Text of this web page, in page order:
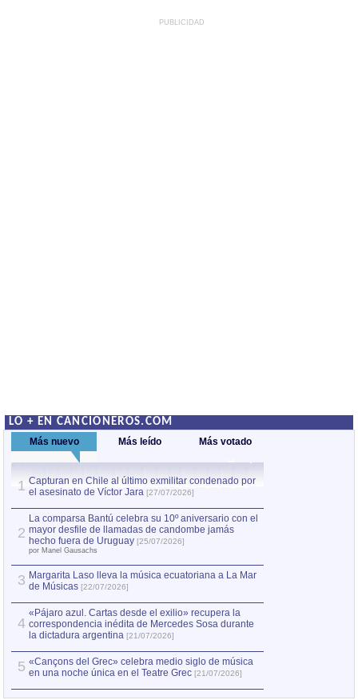
PUBLICIDAD
LO + EN CANCIONEROS.COM
Más nuevo Más leído Más votado
1 Capturan en Chile al último exmilitar condenado por
el asesinato de Víctor Jara [27/07/2026]
2
La comparsa Bantú celebra su 10º aniversario con el
mayor desfile de llamadas de candombe jamás
hecho fuera de Uruguay [25/07/2026]
por Manel Gausachs
3 Margarita Laso lleva la música ecuatoriana a La Mar
de Músicas [22/07/2026]
4
«Pájaro azul. Cartas desde el exilio» recupera la
correspondencia inédita de Mercedes Sosa durante
la dictadura argentina [21/07/2026]
5 «Cançons del Grec» celebra medio siglo de música
en una noche única en el Teatre Grec [21/07/2026]